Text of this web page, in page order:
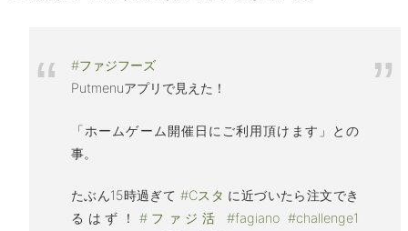
#ファジフーズ
Putmenuアプリで見えた！
「ホームゲーム開催日にご利用頂けます」との
事。
たぶん15時過ぎて #Cスタ に近づいたら注文でき
るはず！ #ファジ活 #fagiano #challenge1